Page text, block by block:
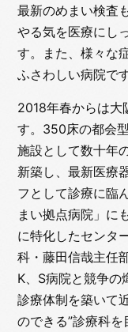
最新のめまい検査
やる気を医療にし
す。また、様々な
ふさわしい病院です
2018年春からは大
す。350床の都会
施設として数十年
新築し、最新医療
フとして診療に臨
まい拠点病院」に
に特化したセンタ
科・藤田信哉主任
K、S病院と競争の
診療体制を築いて
のできる”診療科を